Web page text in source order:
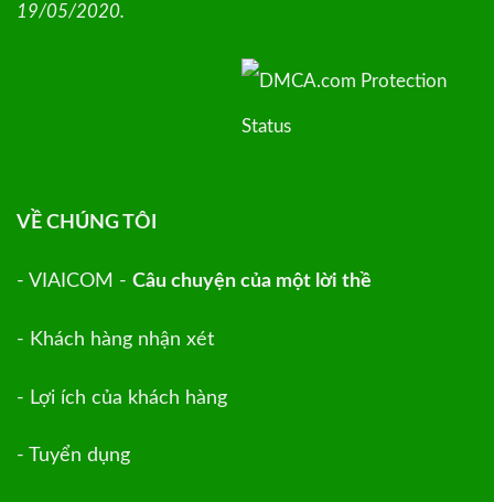
19/05/2020.
VỀ CHÚNG TÔI
- VIAICOM - Câu chuyện của một lời thề
- Khách hàng nhận xét
- Lợi ích của khách hàng
- Tuyển dụng